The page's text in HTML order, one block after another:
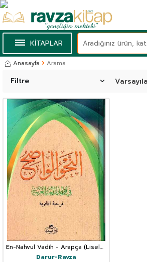
KİTAPLAR
Anasayfa Arama
Filtre
En-Nahvul Vadih - Arapça (Liseler
İçin)
Darur-Ravza